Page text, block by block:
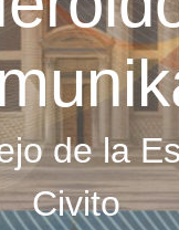
de la
Civito